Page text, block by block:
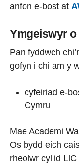
anfon e-bost at
Ymgeiswyr
Pan fyddwch
gofyn i chi am y
cyfeiriad e-
Cymru
Mae Academi
Os bydd eich
rheolwr cyllid LlC